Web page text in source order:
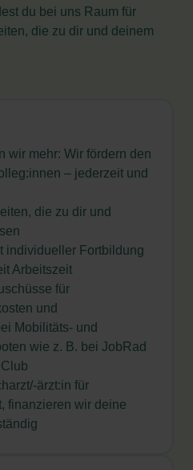
du bei uns Raum für
die zu dir und deinem
wir mehr: Wir fördern den
– jederzeit und
die zu dir und
individueller Fortbildung
Arbeitszeit
für
und
Mobilitäts- und
wie z. B. bei JobRad
Club
ärzt:in für
finanzieren wir deine